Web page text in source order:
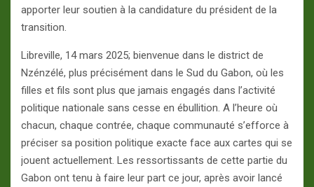
apporter leur soutien à la candidature du président de la
transition.
Libreville, 14 mars 2025; bienvenue dans le district de
Nzénzélé, plus précisément dans le Sud du Gabon, où les
filles et fils sont plus que jamais engagés dans l’activité
politique nationale sans cesse en ébullition. A l’heure où
chacun, chaque contrée, chaque communauté s’efforce à
préciser sa position politique exacte face aux cartes qui se
jouent actuellement. Les ressortissants de cette partie du
Gabon ont tenu à faire leur part ce jour, après avoir lancé